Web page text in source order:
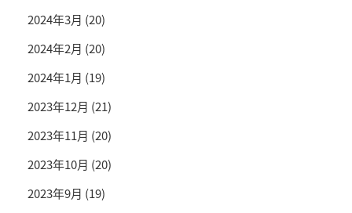
2024年3月 (20)
2024年2月 (20)
2024年1月 (19)
2023年12月 (21)
2023年11月 (20)
2023年10月 (20)
2023年9月 (19)